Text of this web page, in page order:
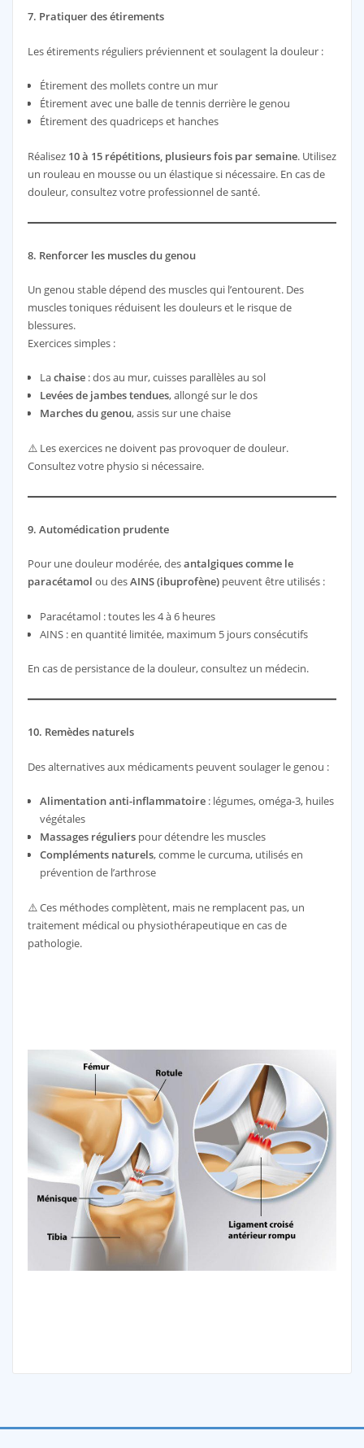
7. Pratiquer des étirements
Les étirements réguliers préviennent et soulagent la douleur :
Étirement des mollets contre un mur
Étirement avec une balle de tennis derrière le genou
Étirement des quadriceps et hanches
Réalisez 10 à 15 répétitions, plusieurs fois par semaine. Utilisez
un rouleau en mousse ou un élastique si nécessaire. En cas de
douleur, consultez votre professionnel de santé.
8. Renforcer les muscles du genou
Un genou stable dépend des muscles qui l’entourent. Des
muscles toniques réduisent les douleurs et le risque de
blessures.
Exercices simples :
Lachaise: dos au mur, cuisses parallèles au sol
Levées de jambes tendues, allongé sur le dos
Marches du genou, assis sur une chaise
⚠️ Les exercices ne doivent pas provoquer de douleur.
Consultez votre physio si nécessaire.
9. Automédication prudente
Pour une douleur modérée, desantalgiques comme le
paracétamol ou desAINS (ibuprofène)peuvent être utilisés :
Paracétamol : toutes les 4 à 6 heures
AINS : en quantité limitée, maximum 5 jours consécutifs
En cas de persistance de la douleur, consultez un médecin.
10. Remèdes naturels
Des alternatives aux médicaments peuvent soulager le genou :
Alimentation anti-inflammatoire: légumes, oméga-3, huiles
végétales
Massages régulierspour détendre les muscles
Compléments naturels, comme le curcuma, utilisés en
prévention de l’arthrose
⚠️ Ces méthodes complètent, mais ne remplacent pas, un
traitement médical ou physiothérapeutique en cas de
pathologie.